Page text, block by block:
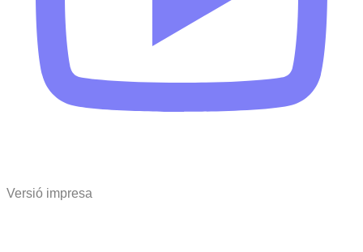
Versió impresa